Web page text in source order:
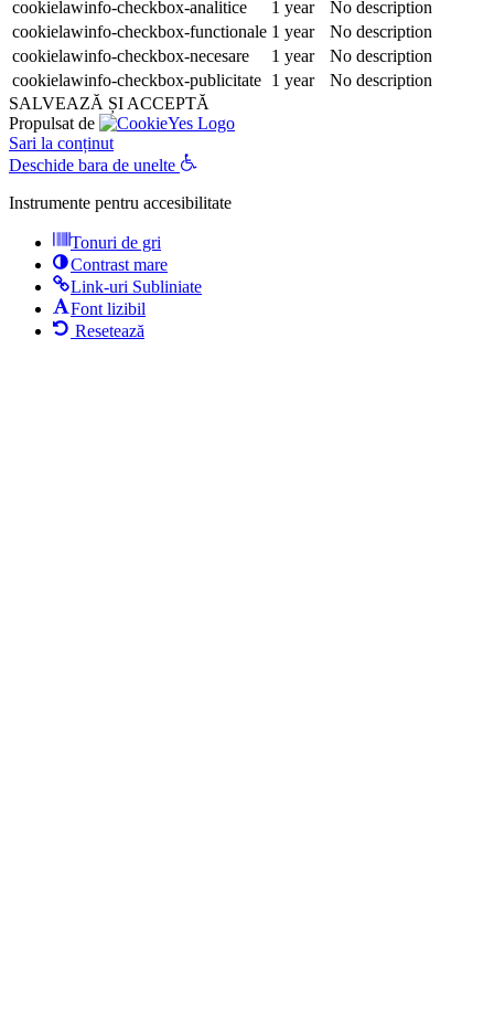
cookielawinfo-checkbox-analitice 1 year
No description
cookielawinfo-checkbox-functionale 1 year
No description
cookielawinfo-checkbox-necesare
1 year
No description
cookielawinfo-checkbox-publicitate 1 year
No description
SALVEAZĂ ȘI ACCEPTĂ
Propulsat de
Sari la conținut
Deschide bara de unelte
Instrumente pentru accesibilitate
Tonuri de gri
Contrast mare
Link-uri Subliniate
Font lizibil
Resetează